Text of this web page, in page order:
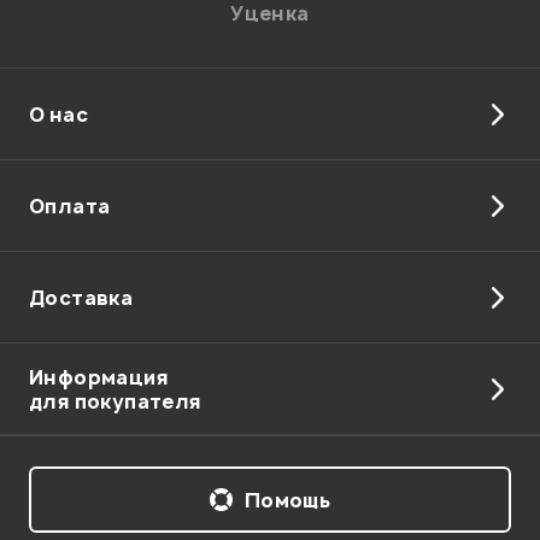
Уценка
О нас
Оплата
Доставка
Информация
для покупателя
Помощь